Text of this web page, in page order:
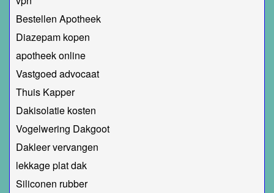
Bestellen Apotheek
Diazepam kopen
apotheek online
Vastgoed advocaat
Thuis Kapper
Dakisolatie kosten
Vogelwering Dakgoot
Dakleer vervangen
lekkage plat dak
Siliconen rubber